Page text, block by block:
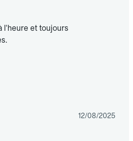
l'heure et toujours
12/08/2025